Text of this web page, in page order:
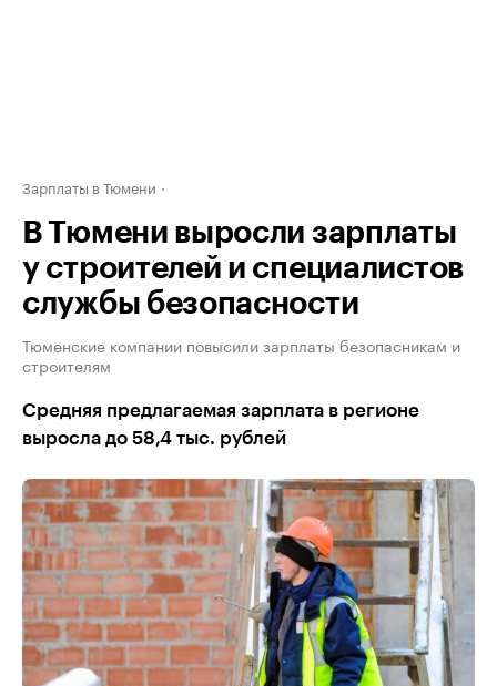
Зарплаты в Тюмени
В Тюмени выросли зарплаты
у строителей и специалистов
службы безопасности
Тюменские компании повысили зарплаты безопасникам и
строителям
Средняя предлагаемая зарплата в регионе
выросла до 58,4 тыс. рублей